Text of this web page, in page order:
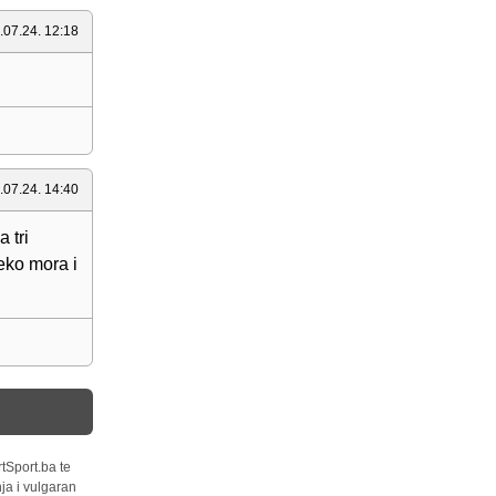
12:18
14:40
tri
mora i
te
i vulgaran